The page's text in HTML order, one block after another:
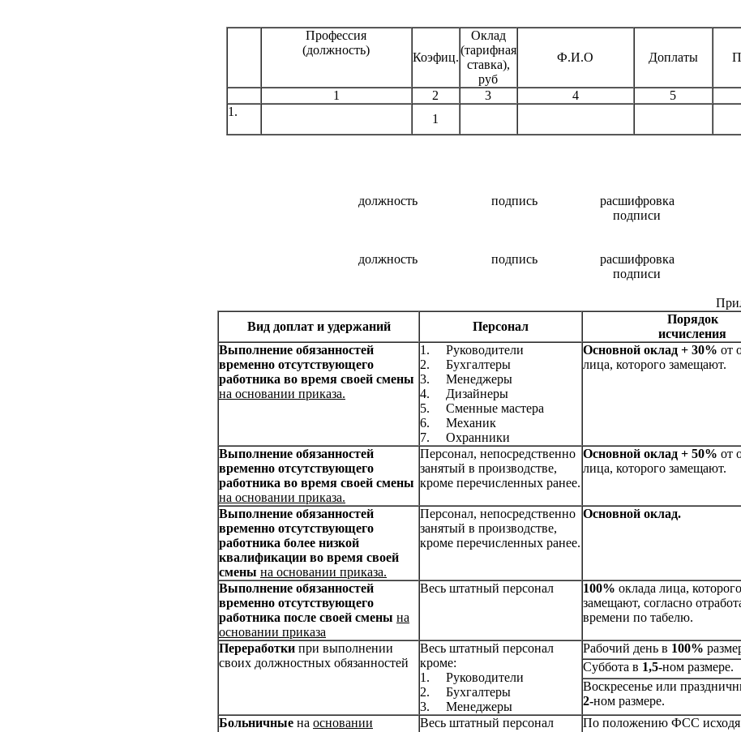
Профессия
(должность)
Коэфиц.
Оклад
(тарифная
ставка),
руб
Ф.И.О Доплаты
1 2 3 4 5
1.
1
должность подпись
расшифровка
подписи
должность подпись
расшифровка
подписи
Вид доплат и удержаний
Персонал
Порядок
исчисления
Выполнение обязанностей
временно отсутствующего
работника во время своей смены
на основании приказа.
1.
Руководители
2.
Бухгалтеры
3.
Менеджеры
4.
Дизайнеры
5.
Сменные мастера
6.
Механик
7.
Охранники
Основной оклад + 30% от
лица, которого замещают.
Выполнение обязанностей
временно отсутствующего
работника во время своей смены
на основании приказа.
Персонал, непосредственно
занятый в производстве,
кроме перечисленных ранее.
Основной оклад + 50% от
лица, которого замещают.
Выполнение обязанностей
временно отсутствующего
работника более низкой
квалификации во время своей
смены на основании приказа.
Персонал, непосредственно
занятый в производстве,
кроме перечисленных ранее.
Основной оклад.
Выполнение обязанностей
временно отсутствующего
работника после своей смены на
основании приказа
Весь штатный персонал 100% оклада лица, которого
замещают, согласно
времени по табелю.
Переработки при выполнении
своих должностных обязанностей
Весь штатный персонал
кроме:
1.
Руководители
2.
Бухгалтеры
3.
Менеджеры
Рабочий день в 100%
Суббота в 1,5-ном размере.
Воскресенье или
2-ном размере.
Больничные на основании
Весь штатный персонал
По положению ФСС исходя